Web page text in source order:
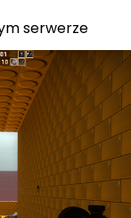
serwerze